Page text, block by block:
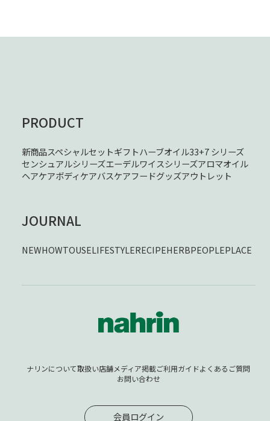
PRODUCT
新商品スペシャルセットギフトハーブオイル33+7 シリーズ
センシュアルシリーズエーデルワイスシリーズアロマオイル
ヘアケアボディケアバスケアフードグッズアウトレット
JOURNAL
NEWHOWTOUSELIFESTYLERECIPEHERBPEOPLEPLACE
ナリンについて取扱い店舗メディア掲載ご利用ガイドよくあるご質問
お問い合わせ
会員ログイン